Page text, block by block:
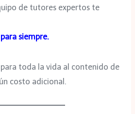
de tutores expertos te
siempre.
toda la vida al contenido de
costo adicional.